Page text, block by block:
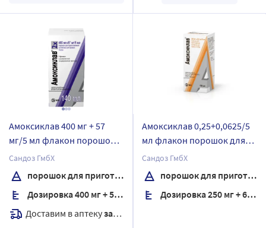
Амоксиклав 400 мг + 57
мг/5 мл флакон порошок
для приготовления
суспензии для приема
внутрь для приема внутрь
22 гр
Сандоз ГмбХ
порошок для приготовления суспензии для приема внутрь
Дозировка 400 мг + 57 мг/5 мл
Доставим в аптекузавтра
Амоксиклав 0,25+0,0625/5
мл флакон порошок для
приготовления суспензии
для приема внутрь 15,8 гр
комплектность пипетка
дозировочная
Сандоз ГмбХ
порошок для приготовления суспензии для приема внутрь
Дозировка 250 мг + 62,5 мг/5 мл